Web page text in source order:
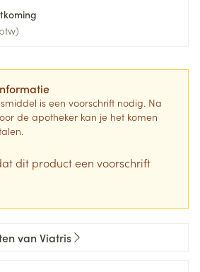
is een voorschrift nodig. Na
de apotheker kan je het komen
dit product een voorschrift
van Viatris